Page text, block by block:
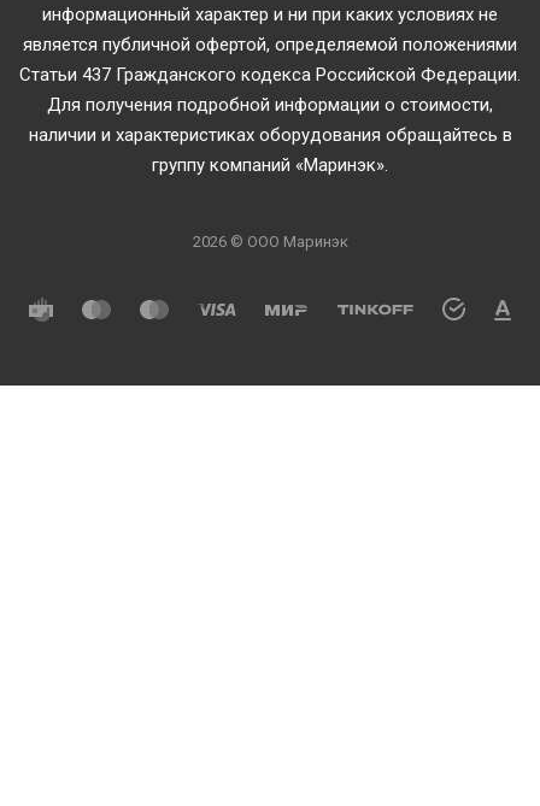
информационный характер и ни при каких условиях не
является публичной офертой, определяемой положениями
Статьи 437 Гражданского кодекса Российской Федерации.
Для получения подробной информации о стоимости,
наличии и характеристиках оборудования обращайтесь в
группу компаний «Маринэк».
2026 © ООО Маринэк